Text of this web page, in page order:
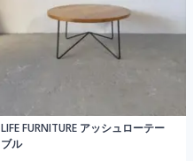
LIFE FURNITURE アッシュローテー
ブル